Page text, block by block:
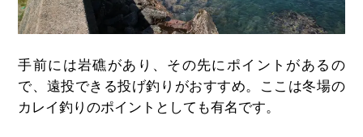
手前には岩礁があり、その先にポイントがあるの
で、遠投できる投げ釣りがおすすめ。ここは冬場の
カレイ釣りのポイントとしても有名です。